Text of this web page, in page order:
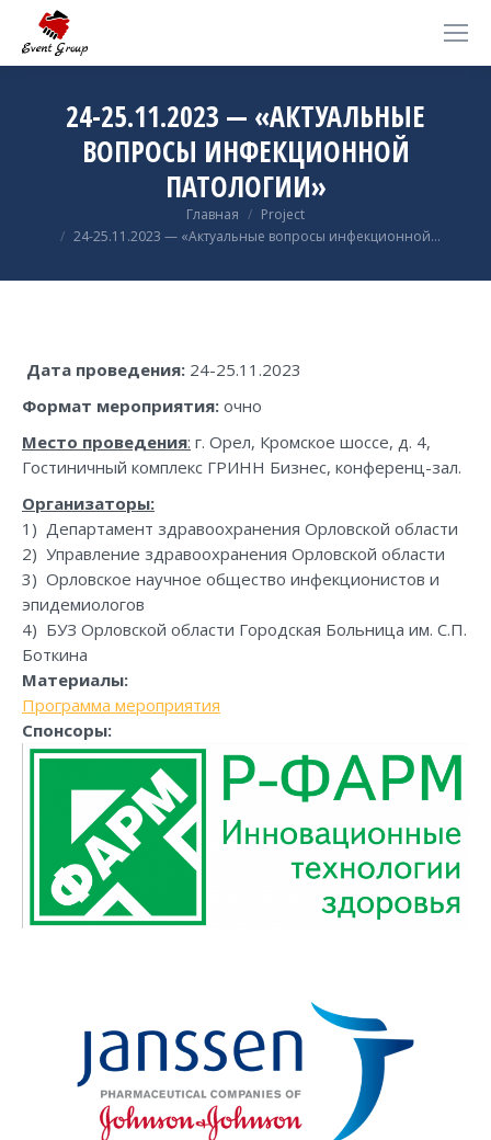
24-25.11.2023 — «АКТУАЛЬНЫЕ
ВОПРОСЫ ИНФЕКЦИОННОЙ
ПАТОЛОГИИ»
Главная
Project
24-25.11.2023 — «Актуальные вопросы инфекционной…
Дата проведения: 24-25.11.2023
Формат мероприятия: очно
Место проведения: г. Орел, Кромское шоссе, д. 4,
Гостиничный комплекс ГРИНН Бизнес, конференц-зал.
Организаторы:
1) Департамент здравоохранения Орловской области
2) Управление здравоохранения Орловской области
3) Орловское научное общество инфекционистов и
эпидемиологов
4) БУЗ Орловской области Городская Больница им. С.П.
Боткина
Материалы:
Программа мероприятия
Спонсоры: